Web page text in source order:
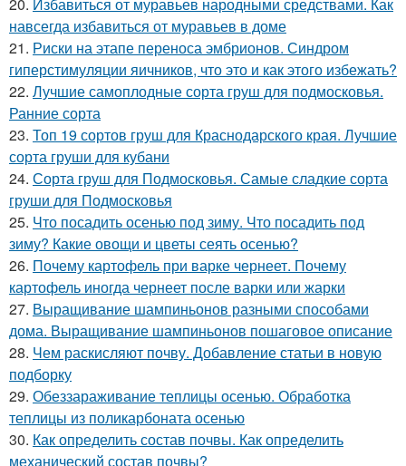
навсегда избавиться от муравьев в доме
21. Риски на этапе переноса эмбрионов. Синдром
гиперстимуляции яичников, что это и как этого избежать?
22. Лучшие самоплодные сорта груш для подмосковья.
Ранние сорта
23. Топ 19 сортов груш для Краснодарского края. Лучшие
сорта груши для кубани
24. Сорта груш для Подмосковья. Самые сладкие сорта
груши для Подмосковья
25. Что посадить осенью под зиму. Что посадить под
зиму? Какие овощи и цветы сеять осенью?
26. Почему картофель при варке чернеет. Почему
картофель иногда чернеет после варки или жарки
27. Выращивание шампиньонов разными способами
дома. Выращивание шампиньонов пошаговое описание
28. Чем раскисляют почву. Добавление статьи в новую
подборку
29. Обеззараживание теплицы осенью. Обработка
теплицы из поликарбоната осенью
30. Как определить состав почвы. Как определить
механический состав почвы?